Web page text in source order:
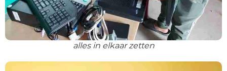
alles in elkaar zetten